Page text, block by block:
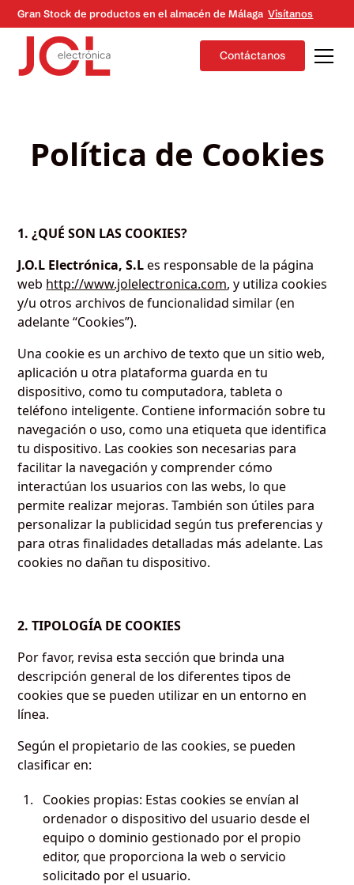
Gran Stock de productos en el almacén de MálagaVisítanos
Contáctanos
Política de Cookies
1. ¿QUÉ SON LAS COOKIES?
J.O.L Electrónica, S.Les responsable de la página
web http://www.jolelectronica.com, y utiliza cookies
y/u otros archivos de funcionalidad similar (en
adelante “Cookies”).
Una cookie es un archivo de texto que un sitio web,
aplicación u otra plataforma guarda en tu
dispositivo, como tu computadora, tableta o
teléfono inteligente. Contiene información sobre tu
navegación o uso, como una etiqueta que identifica
tu dispositivo. Las cookies son necesarias para
facilitar la navegación y comprender cómo
interactúan los usuarios con las webs, lo que
permite realizar mejoras. También son útiles para
personalizar la publicidad según tus preferencias y
para otras finalidades detalladas más adelante. Las
cookies no dañan tu dispositivo.
2. TIPOLOGÍA DE COOKIES
Por favor, revisa esta sección que brinda una
descripción general de los diferentes tipos de
cookies que se pueden utilizar en un entorno en
línea.
Según el propietario de las cookies, se pueden
clasificar en:
Cookies propias: Estas cookies se envían al
ordenador o dispositivo del usuario desde el
equipo o dominio gestionado por el propio
editor, que proporciona la web o servicio
solicitado por el usuario.